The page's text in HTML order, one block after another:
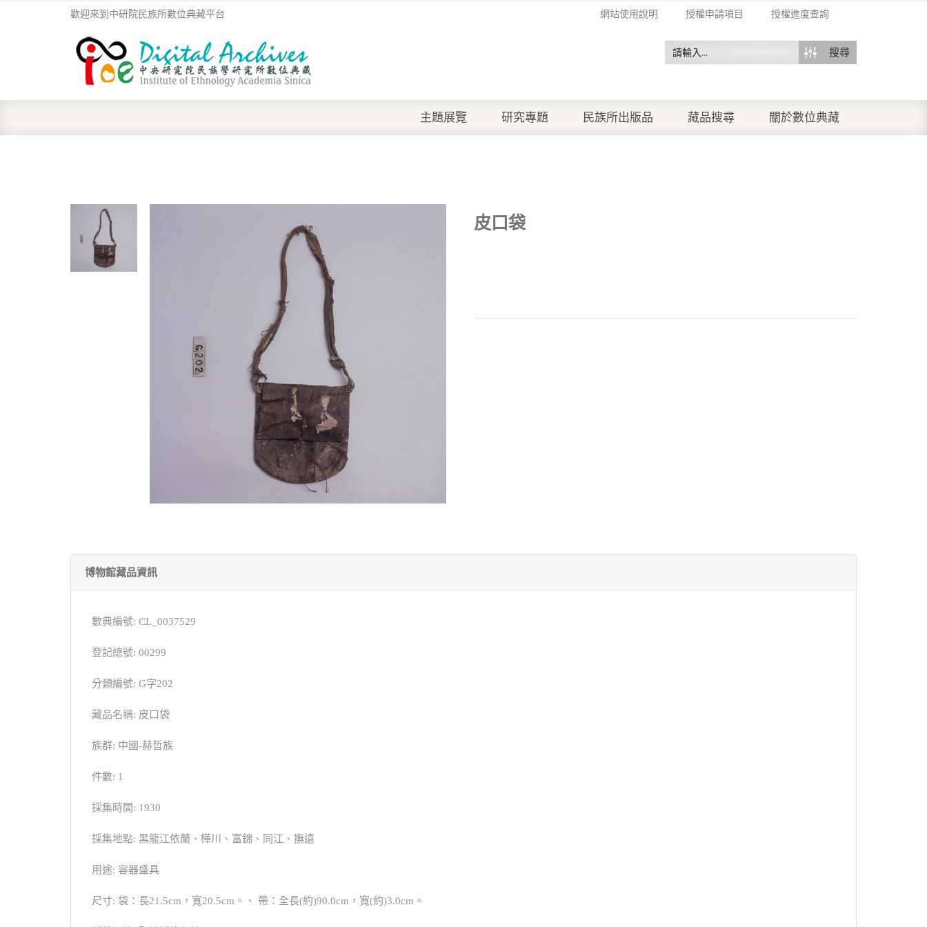
網站使用說明 授權申請項目 授權進度查詢
歡迎來到中研院民族所數位典藏平台
搜尋
主題展覽 研究專題 民族所出版品 藏品搜尋 關於數位典藏
皮口袋
博物館藏品資訊
數典編號: CL_0037529
登記總號: 00299
分類編號: G字202
藏品名稱: 皮口袋
族群: 中國-赫哲族
件數: 1
採集時間: 1930
採集地點: 黑龍江依蘭、樺川、富錦、同江、撫遠
用途: 容器盛具
尺寸: 袋：長21.5cm，寬20.5cm。、 帶：全長(約)90.0cm，寬(約)3.0cm。